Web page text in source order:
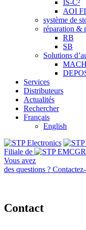
IS-C²
AOI
système de
réparation &
RB
SB
Solutions
Services
Distributeurs
Actualités
Rechercher
Français
English
Filiale de
Vous avez
des questions ?
Contact